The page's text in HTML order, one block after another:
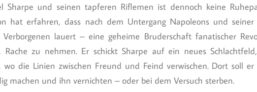
Sharpe und seinen tapferen Riflemen ist dennoch keine
hat erfahren, dass nach dem Untergang Napoleons und
lauert – eine geheime Bruderschaft fanatischer
Rache zu nehmen. Er schickt Sharpe auf ein neues
wo die Linien zwischen Freund und Feind verwischen. Dort soll
machen und ihn vernichten – oder bei dem Versuch sterben.